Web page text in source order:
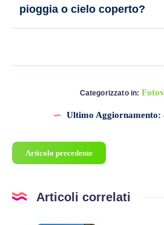
pioggia o cielo coperto?
Categorizzato in:
Ultimo Aggiornamento:
Articolo precedente
Articoli correlati